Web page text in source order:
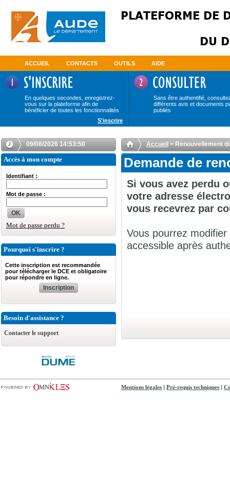
ACCUEIL CONTACTS OUTILS AIDE
En quelques secondes, enregistrez-
vous sur la plateforme afin de
bénéficier de toutes les fonctionnalités
Sans être authentifié,
différents avis et documents
publiés
S'inscrire
09/08/2026 14:53:50
Accès à mon compte
Identifiant :
Mot de passe :
OK
Mot de passe perdu ?
Pourquoi s'inscrire ?
Cette inscription est recommandée
pour télécharger le DCE et obligatoire
pour répondre en ligne.
Inscription
Besoin d'assistance ?
Contacter le support
Accueil > Renouvellement
Demande de
Si vous avez perdu
votre adresse
vous recevrez par
Vous pourrez
accessible après
Mentions légales Pré-requis techniques